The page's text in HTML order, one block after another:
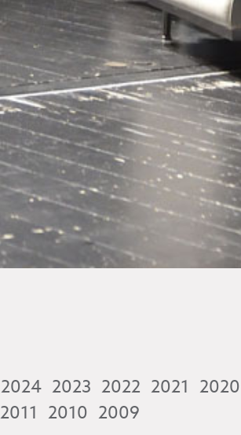
2024 2023 2022 2021 2020
2011 2010 2009